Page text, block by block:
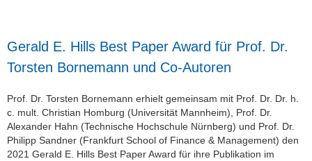
Gerald E. Hills Best Paper Award für Prof. Dr.
Torsten Bornemann und Co-Autoren
Prof. Dr. Torsten Bornemann erhielt gemeinsam mit Prof. Dr. Dr. h.
c. mult. Christian Homburg (Universität Mannheim), Prof. Dr.
Alexander Hahn (Technische Hochschule Nürnberg) und Prof. Dr.
Philipp Sandner (Frankfurt School of Finance & Management) den
2021 Gerald E. Hills Best Paper Award für ihre Publikation im